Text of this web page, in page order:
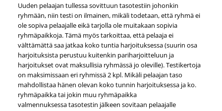
Uuden pelaajan tullessa sovittuun tasotestiin johonkin
ryhmään, niin testi on ilmainen, mikäli todetaan, että ryhmä ei
ole sopiva pelaajalle eikä tarjolla ole muitakaan sopivia
ryhmäpaikkoja. Tämä myös tarkoittaa, että pelaaja ei
välttämättä saa jatkaa koko tuntia harjoituksessa (suurin osa
harjoituksista perustuu kuitenkin pariharjoitteluun ja
harjoitukset ovat maksullisia ryhmässä jo oleville). Testikertoja
on maksimissaan eri ryhmissä 2 kpl. Mikäli pelaajan taso
mahdollistaa hänen olevan koko tunnin harjoituksessa ja ko.
ryhmäpaikka tai jokin muu ryhmäpaikka
valmennuksessa tasotestin jälkeen sovitaan pelaajalle